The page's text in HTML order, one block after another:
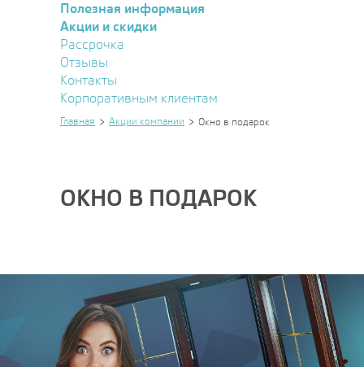
Полезная информация
Акции и скидки
Рассрочка
Отзывы
Контакты
Корпоративным клиентам
Главная Акции компании Окно в подарок
ОКНО В ПОДАРОК